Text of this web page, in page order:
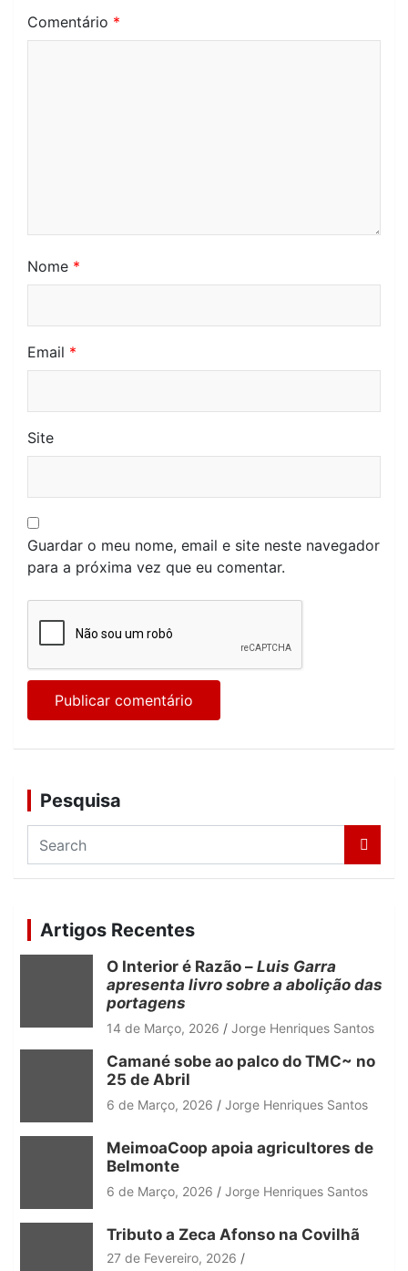
Comentário *
Nome *
Email *
Site
Guardar o meu nome, email e site neste navegador
para a próxima vez que eu comentar.
Pesquisa
a
c
h
Artigos Recentes
O Interior é Razão – Luis Garra
apresenta livro sobre a abolição das
portagens
14 de Março, 2026 Jorge Henriques Santos
Camané sobe ao palco do TMC~ no
25 de Abril
6 de Março, 2026 Jorge Henriques Santos
MeimoaCoop apoia agricultores de
Belmonte
6 de Março, 2026 Jorge Henriques Santos
Tributo a Zeca Afonso na Covilhã
27 de Fevereiro, 2026